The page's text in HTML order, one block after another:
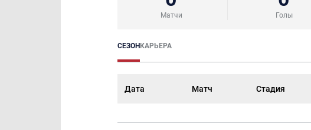
Матчи Голы
СЕЗОНКАРЬЕРА
Дата Матч Стадия